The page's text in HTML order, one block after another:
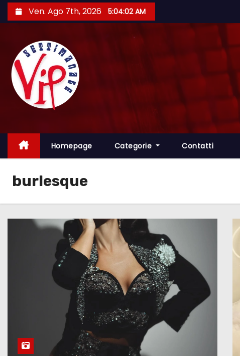
a
n
e
t
Ven. Ago 7th, 2026 5:04:04 AM
Homepage Categorie Contatti
burlesque